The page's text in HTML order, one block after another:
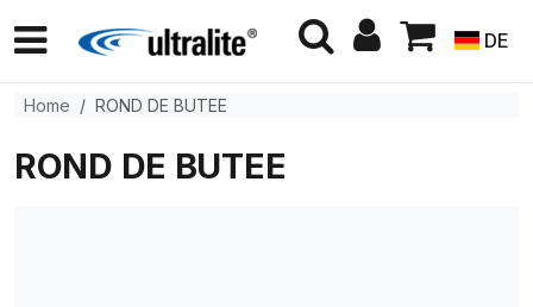
DE
Home ROND DE BUTEE
ROND DE BUTEE